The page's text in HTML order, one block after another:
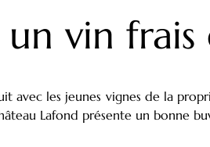
vin frais
avec les jeunes vignes de la
Lafond présente un bonne